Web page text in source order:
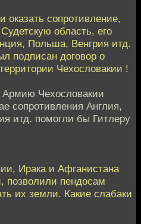
оказать сопротивление,
область, его
Польша, Венгрия итд.
подписан договор о
Чехословакии !
Армию Чехословакии
сопротивления Англия,
итд. помогли бы Гитлеру
Ирака и Афганистана
позволили пендосам
их земли. Какие слабаки